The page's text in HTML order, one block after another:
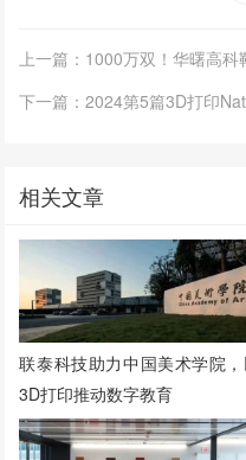
下一篇：2024第5篇3D打印
相关文章
联泰科技助力中国美术学院，
3D打印推动数字教育